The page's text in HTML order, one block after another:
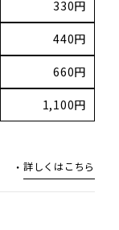
詳しくはこちら
330円
440円
660円
1,100円